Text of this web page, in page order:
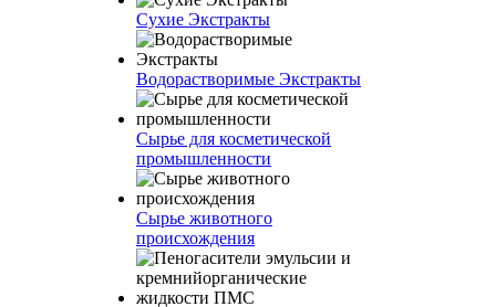
Сухие Экстракты
Водорастворимые Экстракты
Сырье для косметической
промышленности
Сырье животного
происхождения